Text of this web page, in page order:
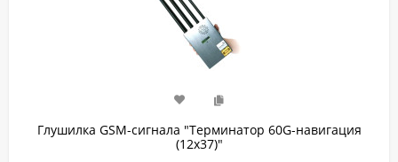
Глушилка GSM-сигнала "Терминатор 60G-навигация
(12х37)"